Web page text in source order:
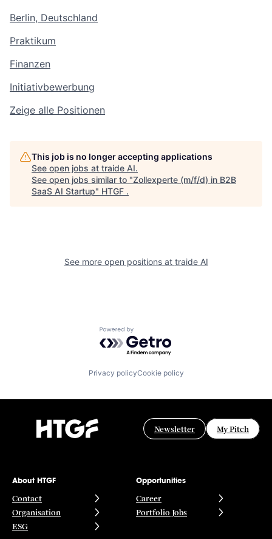
Berlin, Deutschland
Praktikum
Finanzen
Initiativbewerbung
Zeige alle Positionen
This job is no longer accepting applications
See open jobs at traide AI.
See open jobs similar to "Zollexperte (m/f/d) in B2B
SaaS AI Startup" HTGF .
See more open positions at traide AI
Powered by Getro.com
Privacy policyCookie policy
Newsletter My Pitch
About HTGF
Contact
Organisation
ESG
Opportunities
Career
Portfolio Jobs